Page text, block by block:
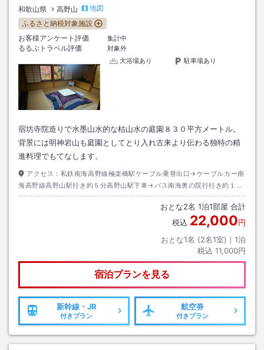
和歌山県 高野山
地図
ふるさと納税対象施設
お客様アンケート評価
集計中
るるぶトラベル評価
対象外
大浴場あり
駐車場あり
宿坊寺院造りで水墨山水的な枯山水の庭園８３０平方メートル。
背景には明神岩山も庭園としてとり入れ古来より伝わる独特の精
進料理でもてなします。
アクセス： 私鉄南海高野線極楽橋駅ケーブル乗替出口→ケーブルカー南
海高野線高野山駅行き約５分高野山駅下車→バス南海奥の院行行き約１５
分千手院下車→徒歩約１０分
おとな2名 1泊1部屋 合計
税込 22,000円
おとな1名 (2名1室)｜ 1泊
税込 11,000円
宿泊プランを見る
新幹線・JR
付きプラン
航空券
付きプラン